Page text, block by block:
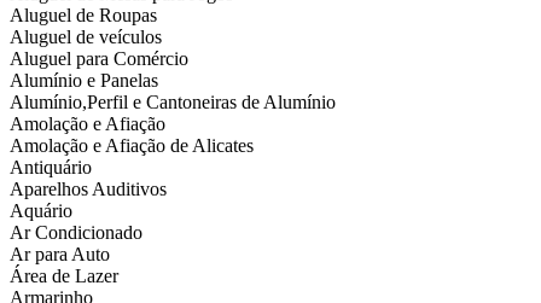
Aluguel de Roupas
Aluguel de veículos
Aluguel para Comércio
Alumínio e Panelas
Alumínio,Perfil e Cantoneiras de Alumínio
Amolação e Afiação
Amolação e Afiação de Alicates
Antiquário
Aparelhos Auditivos
Aquário
Ar Condicionado
Ar para Auto
Área de Lazer
Armarinho